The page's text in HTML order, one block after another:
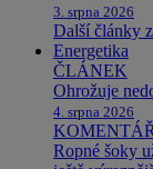
3. srpna 2026
Další články
Energetika
ČLÁNEK
Ohrožuje
4. srpna 2026
KOMENTÁŘ
Ropné šoky